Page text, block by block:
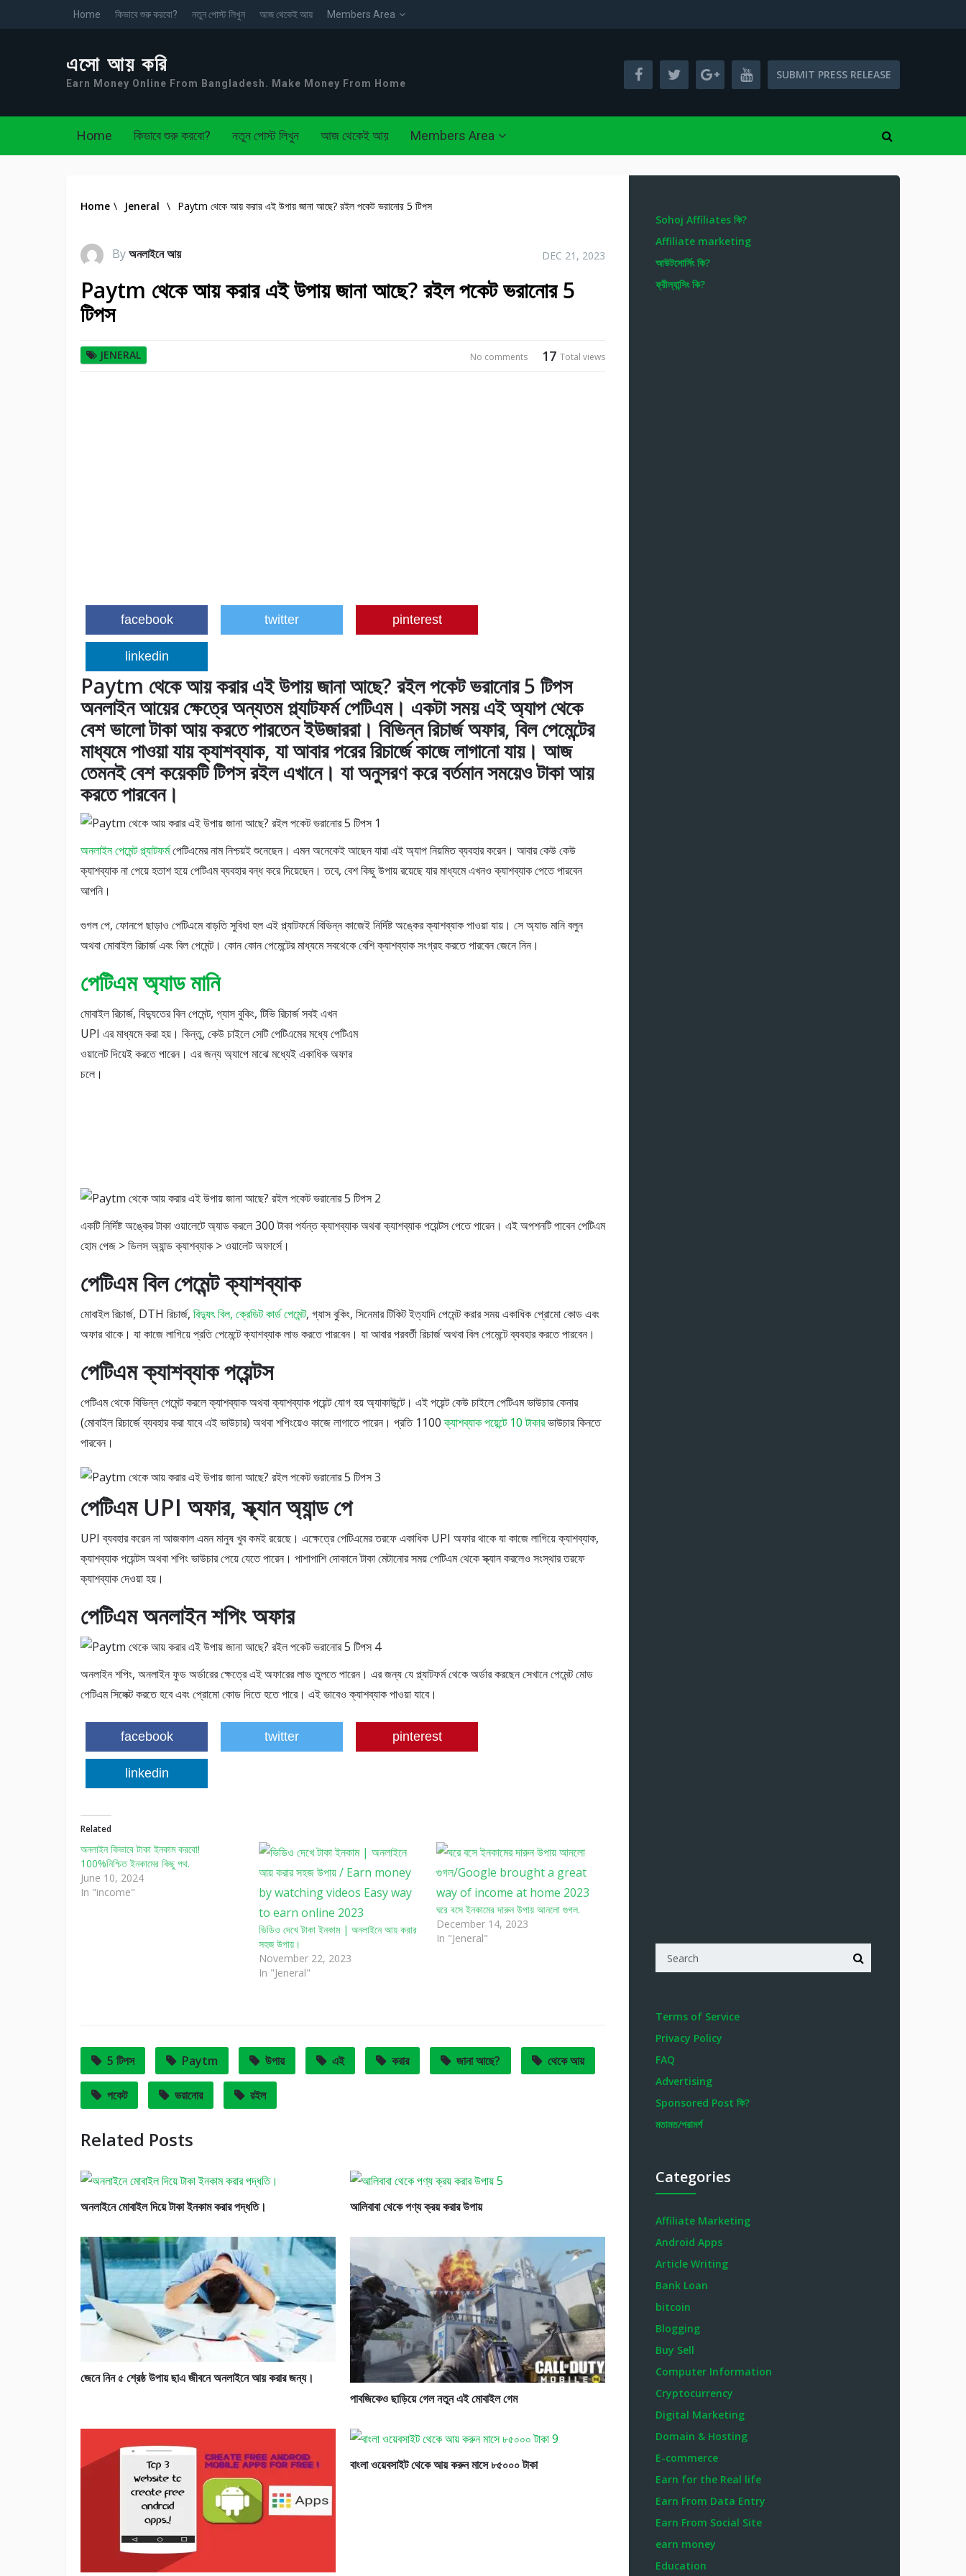
Home কিভাবে শুরু করবো? নতুন পোস্ট লিখুন আজ থেকেই আয় Members Area
এসো আয় করি
Earn Money Online From Bangladesh. Make Money From Home
SUBMIT PRESS RELEASE
Home কিভাবে শুরু করবো? নতুন পোস্ট লিখুন আজ থেকেই আয় Members Area
Home \ Jeneral \ Paytm থেকে আয় করার এই উপায় জানা আছে? রইল পকেট ভরানোর 5 টিপস
Byঅনলাইনে আয় DEC 21, 2023
Paytm থেকে আয় করার এই উপায় জানা আছে? রইল পকেট ভরানোর 5
টিপস
JENERAL 17 Total views
No comments
facebook twitter pinterest
linkedin
Paytm থেকে আয় করার এই উপায় জানা আছে? রইল পকেট ভরানোর 5 টিপস
অনলাইন আয়ের ক্ষেত্রে অন্যতম প্ল্যাটফর্ম পেটিএম। একটা সময় এই অ্যাপ থেকে
বেশ ভালো টাকা আয় করতে পারতেন ইউজাররা। বিভিন্ন রিচার্জ অফার, বিল পেমেন্টের
মাধ্যমে পাওয়া যায় ক্যাশব্যাক, যা আবার পরের রিচার্জে কাজে লাগানো যায়। আজ
তেমনই বেশ কয়েকটি টিপস রইল এখানে। যা অনুসরণ করে বর্তমান সময়েও টাকা আয়
করতে পারবেন।
অনলাইন পেমেন্ট প্ল্যাটফর্মপেটিএমের নাম নিশ্চয়ই শুনেছেন। এমন অনেকেই আছেন যারা এই অ্যাপ নিয়মিত ব্যবহার করেন। আবার কেউ কেউ
ক্যাশব্যাক না পেয়ে হতাশ হয়ে পেটিএম ব্যবহার বন্ধ করে দিয়েছেন। তবে, বেশ কিছু উপায় রয়েছে যার মাধ্যমে এখনও ক্যাশব্যাক পেতে পারবেন
আপনি।
গুগল পে, ফোনপে ছাড়াও পেটিএমে বাড়তি সুবিধা হল এই প্ল্যাটফর্মে বিভিন্ন কাজেই নির্দিষ্ট অঙ্কের ক্যাশব্যাক পাওয়া যায়। সে অ্যাড মানি বলুন
অথবা মোবাইল রিচার্জ এবং বিল পেমেন্ট। কোন কোন পেমেন্টের মাধ্যমে সবথেকে বেশি ক্যাশব্যাক সংগ্রহ করতে পারবেন জেনে নিন।
পেটিএম অ্যাড মানি
মোবাইল রিচার্জ, বিদ্যুতের বিল পেমেন্ট, গ্যাস বুকিং, টিভি রিচার্জ সবই এখন
UPI এর মাধ্যমে করা হয়। কিন্তু, কেউ চাইলে সেটি পেটিএমের মধ্যে পেটিএম
ওয়ালেট দিয়েই করতে পারেন। এর জন্য অ্যাপে মাঝে মধ্যেই একাধিক অফার
চলে।
একটি নির্দিষ্ট অঙ্কের টাকা ওয়ালেটে অ্যাড করলে 300 টাকা পর্যন্ত ক্যাশব্যাক অথবা ক্যাশব্যাক পয়েন্টস পেতে পারেন। এই অপশনটি পাবেন পেটিএম
হোম পেজ > ডিলস অ্যান্ড ক্যাশব্যাক > ওয়ালেট অফার্সে।
পেটিএম বিল পেমেন্ট ক্যাশব্যাক
মোবাইল রিচার্জ, DTH রিচার্জ, বিদ্যুৎ বিল, ক্রেডিট কার্ড পেমেন্ট, গ্যাস বুকিং, সিনেমার টিকিট ইত্যাদি পেমেন্ট করার সময় একাধিক প্রোমো কোড এবং
অফার থাকে। যা কাজে লাগিয়ে প্রতি পেমেন্টে ক্যাশব্যাক লাভ করতে পারবেন। যা আবার পরবর্তী রিচার্জ অথবা বিল পেমেন্টে ব্যবহার করতে পারবেন।
পেটিএম ক্যাশব্যাক পয়েন্টস
পেটিএম থেকে বিভিন্ন পেমেন্ট করলে ক্যাশব্যাক অথবা ক্যাশব্যাক পয়েন্ট যোগ হয় অ্যাকাউন্টে। এই পয়েন্ট কেউ চাইলে পেটিএম ভাউচার কেনার
(মোবাইল রিচার্জে ব্যবহার করা যাবে এই ভাউচার) অথবা শপিংয়েও কাজে লাগাতে পারেন। প্রতি 1100ক্যাশব্যাক পয়েন্টে 10 টাকারভাউচার কিনতে
পারবেন।
পেটিএম UPI অফার, স্ক্যান অ্যান্ড পে
UPI ব্যবহার করেন না আজকাল এমন মানুষ খুব কমই রয়েছে। এক্ষেত্রে পেটিএমের তরফে একাধিক UPI অফার থাকে যা কাজে লাগিয়ে ক্যাশব্যাক,
ক্যাশব্যাক পয়েন্টস অথবা শপিং ভাউচার পেয়ে যেতে পারেন। পাশাপাশি দোকানে টাকা মেটানোর সময় পেটিএম থেকে স্ক্যান করলেও সংস্থার তরফে
ক্যাশব্যাক দেওয়া হয়।
পেটিএম অনলাইন শপিং অফার
অনলাইন শপিং, অনলাইন ফুড অর্ডারের ক্ষেত্রে এই অফারের লাভ তুলতে পারেন। এর জন্য যে প্ল্যাটফর্ম থেকে অর্ডার করছেন সেখানে পেমেন্ট মোড
পেটিএম সিলেক্ট করতে হবে এবং প্রোমো কোড দিতে হতে পারে। এই ভাবেও ক্যাশব্যাক পাওয়া যাবে।
facebook twitter pinterest
linkedin
Related
অনলাইন কিভাবে টাকা ইনকাম করবো!
100%নিশ্চিত ইনকামের কিছু পথ.
June 10, 2024
In "income"
ভিডিও দেখে টাকা ইনকাম | অনলাইনে আয় করার
সহজ উপায়।
November 22, 2023
In "Jeneral"
ঘরে বসে ইনকামের দারুন উপায় আনলো গুগল.
December 14, 2023
In "Jeneral"
5 টিপস Paytm উপায় এই করার জানা আছে? থেকে আয়
পকেট ভরানোর রইল
Related Posts
অনলাইনে মোবাইল দিয়ে টাকা ইনকাম করার পদ্ধতি। আলিবাবা থেকে পণ্য ক্রয় করার উপায়
জেনে নিন ৫ শ্রেষ্ঠ উপায় ছাএ জীবনে অনলাইনে আয় করার জন্য।
পাবজিকেও ছাড়িয়ে গেল নতুন এই মোবাইল গেম
বাংলা ওয়েবসাইট থেকে আয় করুন মাসে ৮৫০০০ টাকা
Sohoj Affiliates কি?
Affiliate marketing
আউটসোর্সিং কি?
ফ্রীল্যান্সিং কি?
Terms of Service
Privacy Policy
FAQ
Advertising
Sponsored Post কি?
মতামত/পরামর্শ
Categories
Affiliate Marketing
Android Apps
Article Writing
Bank Loan
bitcoin
Blogging
Buy Sell
Computer Information
Cryptocurrency
Digital Marketing
Domain & Hosting
E-commerce
Earn for the Real life
Earn From Data Entry
Earn From Social Site
earn money
Education